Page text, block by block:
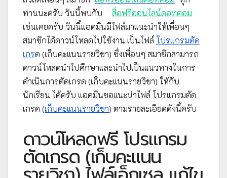
ท่านนะครับ วันนี้พบกับ
สื่อฟรีออนไลน์ดอทคอม
เช่นเคยครับ วันนี้แอดมินมีไฟล์มาแนะนำให้เพื่อนๆ
สมาชิกได้ดาวน์โหลดไปใช้งาน เป็นไฟล์ โปรแกรมตัด
เกรด (เก็บคะแนนรายวิชา) ซึ่งเพื่อนๆ สมาชิกสามารถ
ดาวน์โหลดนำไปศึกษาและนำไปเป็นแนวทางในการ
ดำเนินการตัดเกรด (เก็บคะแนนรายวิชา) ให้กับ
นักเรียน ได้ครับ แอดมินขอแนะนำไฟล์ โปรแกรมตัด
เกรด (เก็บคะแนนรายวิชา) ตามรายละเอียดดังนี้ครับ
ดาวน์โหลดฟรี โปรแกรม
ตัดเกรด (เก็บคะแนน